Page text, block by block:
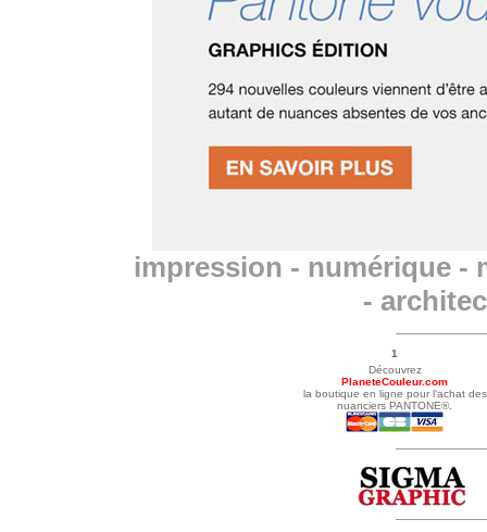
impression - numérique -
-
1
Découvrez
PlaneteCouleur.com
la boutique en ligne pour l'achat des
nuanciers PANTONE®.